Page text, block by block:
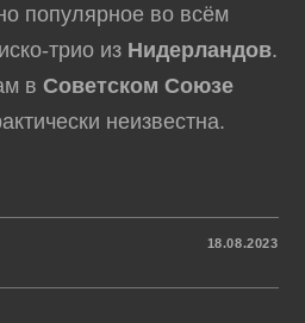
популярное во всём
трио из Нидерландов.
вСоветском Союзе
неизвестна.
18.08.2023